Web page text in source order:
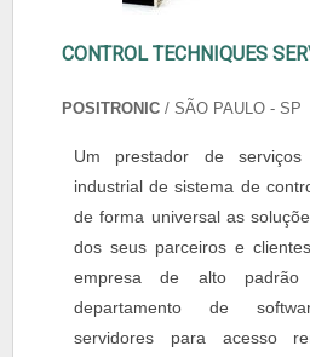
CONTROL TECHNIQUES
POSITRONIC / SÃO PAULO - SP
Um prestador de
industrial de sistema de
de forma universal as
dos seus parceiros e
empresa de alto
departamento de
servidores para acesso